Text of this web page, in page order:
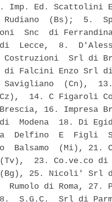
Imp. Ed. Scattolini
(Bs);  5.
Snc  di
Lecce,  8.
Costruzioni  Srl di
di Falcini Enzo Srl
(Cn),  13.
14. C Figaroli
16. Impresa
Modena  18. Di
Delfino  E  Figli
Balsamo  (Mi), 21.
(Tv),  23. Co.ve.co
(Bg), 25. Nicoli' Srl
Rumolo di Roma,
S.G.C.  Srl di